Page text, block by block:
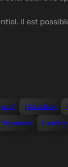
Il est
Matte Box
Broadcast Lumière